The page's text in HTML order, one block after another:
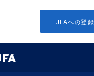
JFAへの登録